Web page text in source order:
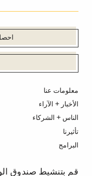
معلومات عنا
الأخبار + الآراء
الناس + الشركاء
تأثيرنا
البرامج
قم بتنشيط صندوق